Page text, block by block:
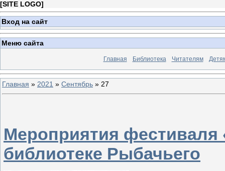
[SITE LOGO]
Вход на сайт
Меню сайта
Главная Библиотека Читателям
Главная » 2021 » Сентябрь » 27
Мероприятия фестиваля
библиотеке Рыбачьего